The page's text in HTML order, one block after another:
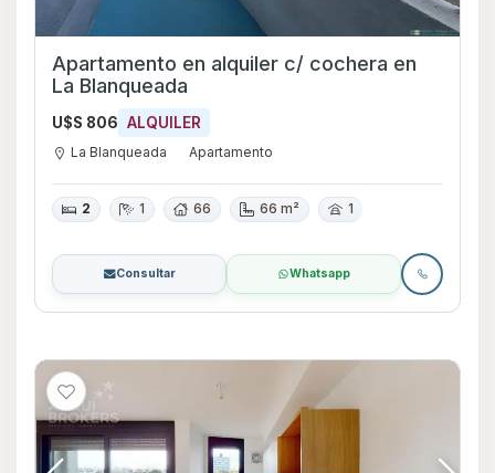
Apartamento en alquiler c/ cochera en
La Blanqueada
U$S 806 ALQUILER
La Blanqueada Apartamento
2 1 66 66 m² 1
Consultar Whatsapp